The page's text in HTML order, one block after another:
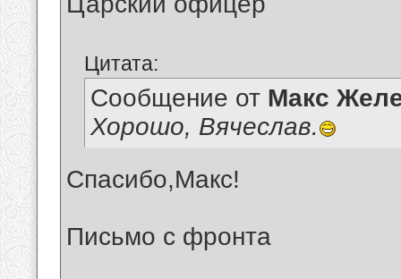
Цитата:
Сообщение от Макс
Хорошо, Вячеслав.
Спасибо,Макс!
Письмо с фронта